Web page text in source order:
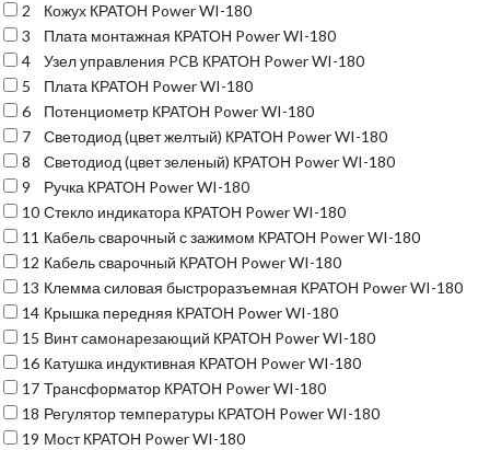
2
Кожух КРАТОН Power WI-180
3
Плата монтажная КРАТОН Power WI-180
4
Узел управления PCB КРАТОН Power WI-180
5
Плата КРАТОН Power WI-180
6
Потенциометр КРАТОН Power WI-180
7
Светодиод (цвет желтый) КРАТОН Power WI-180
8
Светодиод (цвет зеленый) КРАТОН Power WI-180
9
Ручка КРАТОН Power WI-180
10 Стекло индикатора КРАТОН Power WI-180
11 Кабель сварочный с зажимом КРАТОН Power WI-180
12 Кабель сварочный КРАТОН Power WI-180
13 Клемма силовая быстроразъемная КРАТОН Power WI-180
14 Крышка передняя КРАТОН Power WI-180
15 Винт самонарезающий КРАТОН Power WI-180
16 Катушка индуктивная КРАТОН Power WI-180
17 Трансформатор КРАТОН Power WI-180
18 Регулятор температуры КРАТОН Power WI-180
19 Мост КРАТОН Power WI-180